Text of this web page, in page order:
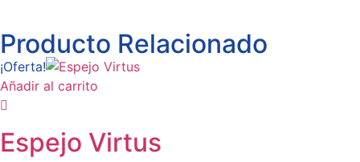
Producto Relacionado
¡Oferta!
Añadir al carrito
Espejo Virtus